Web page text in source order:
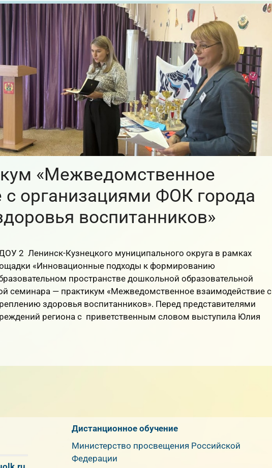
«Межведомственное
с организациями ФОК города
воспитанников»
2 Ленинск-Кузнецкого муниципального округа в рамках
«Инновационные подходы к формированию
пространстве дошкольной образовательной
семинара — практикум «Межведомственное взаимодействие с
здоровья воспитанников». Перед представителями
региона с приветственным словом выступила Юлия
Дистанционное обучение
Министерство просвещения Российской
Федерации